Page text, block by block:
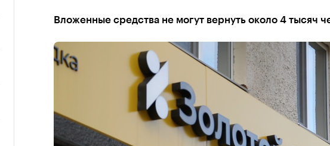
Вложенные средства не могут вернуть около 4 тысяч